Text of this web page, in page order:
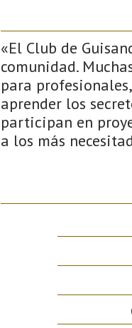
«El Club de
comunidad.
para
aprender los
participan en
a los más